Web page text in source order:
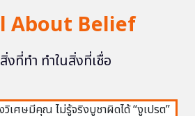
About Belief
งที่ทำ ทำในสิ่งที่เชื่อ